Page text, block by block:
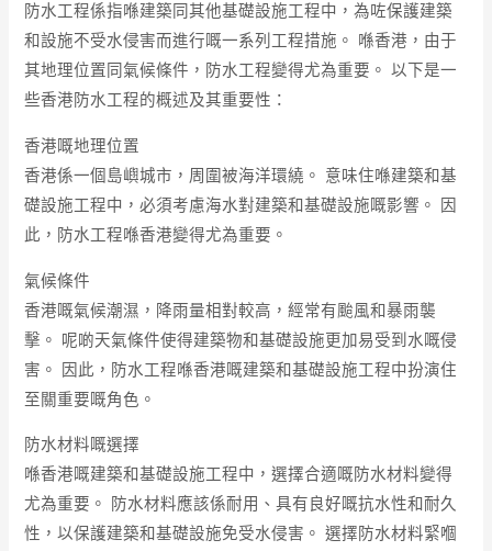
防水工程係指喺建築同其他基礎設施工程中，為咗保護建築
和設施不受水侵害而進行嘅一系列工程措施。 喺香港，由于
其地理位置同氣候條件，防水工程變得尤為重要。 以下是一
些香港防水工程的概述及其重要性：
香港嘅地理位置
香港係一個島嶼城市，周圍被海洋環繞。 意味住喺建築和基
礎設施工程中，必須考慮海水對建築和基礎設施嘅影響。 因
此，防水工程喺香港變得尤為重要。
氣候條件
香港嘅氣候潮濕，降雨量相對較高，經常有颱風和暴雨襲
擊。 呢啲天氣條件使得建築物和基礎設施更加易受到水嘅侵
害。 因此，防水工程喺香港嘅建築和基礎設施工程中扮演住
至關重要嘅角色。
防水材料嘅選擇
喺香港嘅建築和基礎設施工程中，選擇合適嘅防水材料變得
尤為重要。 防水材料應該係耐用、具有良好嘅抗水性和耐久
性，以保護建築和基礎設施免受水侵害。 選擇防水材料緊嗰